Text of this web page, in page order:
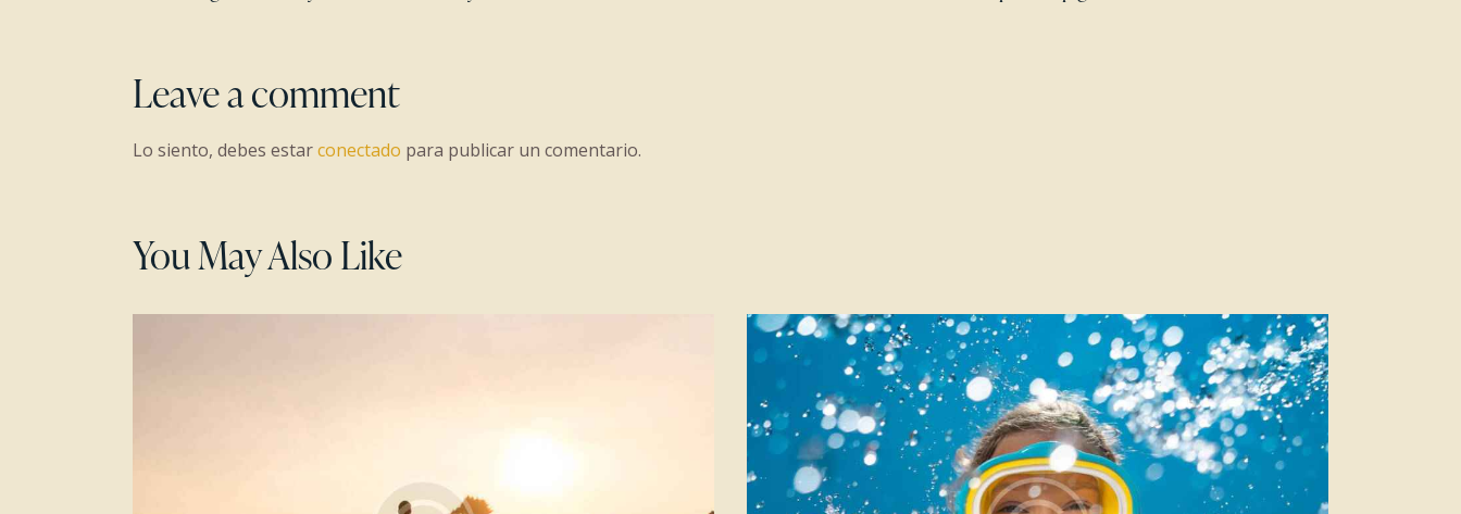
de
entradas
Leave a comment
Lo siento, debes estarconectado para publicar un comentario.
You May Also Like